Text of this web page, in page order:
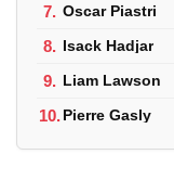
7. Oscar Piastri
8. Isack Hadjar
9. Liam Lawson
10.Pierre Gasly